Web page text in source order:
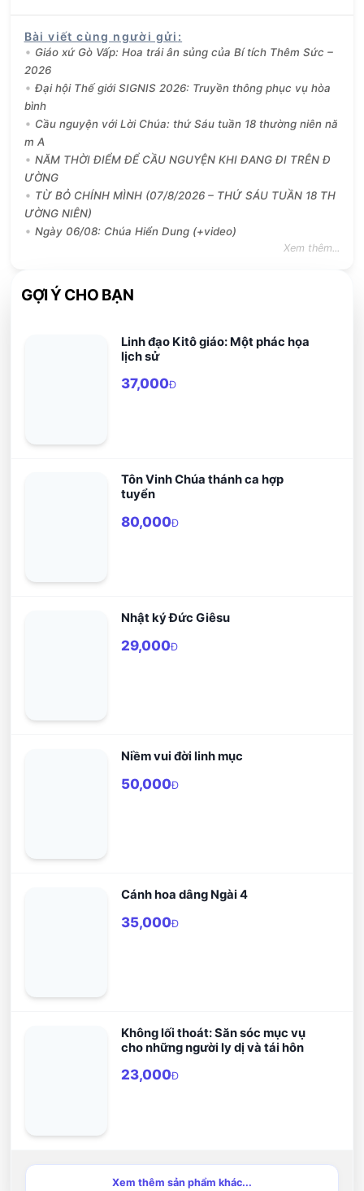
Bài viết cùng người gửi :
Giáo xứ Gò Vấp: Hoa trái ân sủng của Bí tích Thêm Sức –
2026
Đại hội Thế giới SIGNIS 2026: Truyền thông phục vụ hòa
bình
Cầu nguyện với Lời Chúa: thứ Sáu tuần 18 thường niên nă
m A
NĂM THỜI ĐIỂM ĐỂ CẦU NGUYỆN KHI ĐANG ĐI TRÊN Đ
ƯỜNG
TỪ BỎ CHÍNH MÌNH (07/8/2026 – THỨ SÁU TUẦN 18 TH
ƯỜNG NIÊN)
Ngày 06/08: Chúa Hiển Dung (+video)
Xem thêm...
GỢI Ý CHO BẠN
Linh đạo Kitô giáo: Một phác họa
lịch sử
37,000Đ
Tôn Vinh Chúa thánh ca hợp
tuyển
80,000Đ
Nhật ký Đức Giêsu
29,000Đ
Niềm vui đời linh mục
50,000Đ
Cánh hoa dâng Ngài 4
35,000Đ
Không lối thoát: Săn sóc mục vụ
cho những người ly dị và tái hôn
23,000Đ
Xem thêm sản phẩm khác...